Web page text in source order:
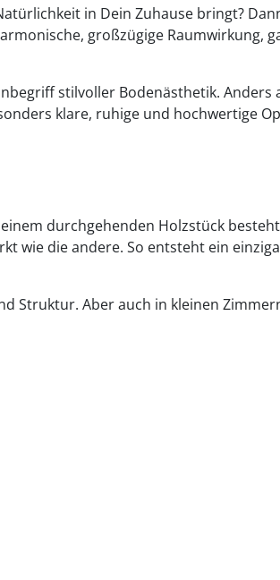
in Dein Zuhause bringt?
großzügige Raumwirkung,
stilvoller Bodenästhetik. Anders
klare, ruhige und hochwertige
durchgehenden Holzstück
wie die andere. So entsteht ein
Struktur. Aber auch in kleinen